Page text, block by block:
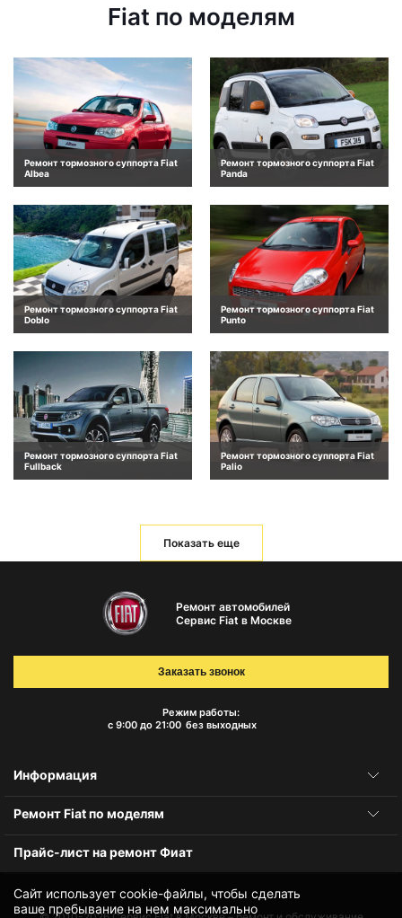
Fiat по моделям
Ремонт тормозного суппорта Fiat
Albea
Ремонт тормозного суппорта Fiat
Panda
Ремонт тормозного суппорта Fiat
Doblo
Ремонт тормозного суппорта Fiat
Punto
Ремонт тормозного суппорта Fiat
Fullback
Ремонт тормозного суппорта Fiat
Palio
Показать еще
Сайт использует cookie-файлы, чтобы сделать
ваше пребывание на нем максимально
Ремонт автомобилей
Сервис Fiat в Москве
Режим работы:
с 9:00 до 21:00 без выходных
Заказать звонок
Информация
Ремонт Fiat по моделям
Прайс-лист на ремонт Фиат